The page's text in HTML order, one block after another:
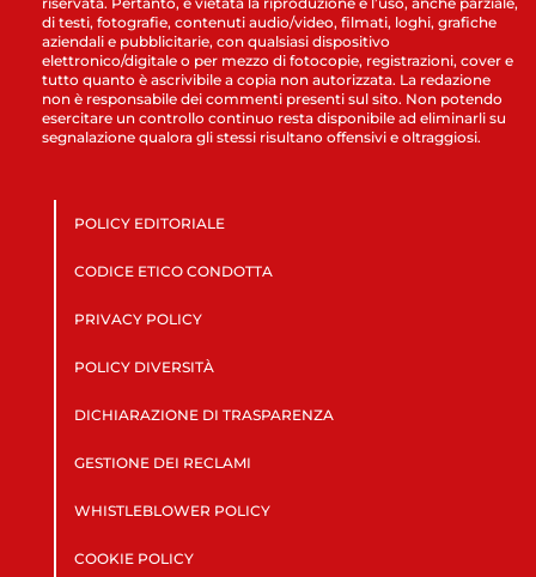
di testi, fotografie, contenuti audio/video, filmati, loghi, grafiche
aziendali e pubblicitarie, con qualsiasi dispositivo
elettronico/digitale o per mezzo di fotocopie, registrazioni, cover e
tutto quanto è ascrivibile a copia non autorizzata. La redazione
non è responsabile dei commenti presenti sul sito. Non potendo
esercitare un controllo continuo resta disponibile ad eliminarli su
segnalazione qualora gli stessi risultano offensivi e oltraggiosi.
POLICY EDITORIALE
CODICE ETICO CONDOTTA
PRIVACY POLICY
POLICY DIVERSITÀ
DICHIARAZIONE DI TRASPARENZA
GESTIONE DEI RECLAMI
WHISTLEBLOWER POLICY
COOKIE POLICY